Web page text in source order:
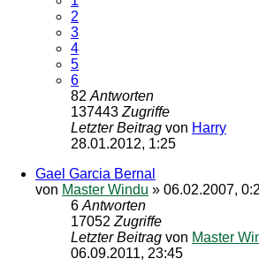
2
3
4
5
6
82 Antworten
137443 Zugriffe
Letzter Beitrag von Harry
28.01.2012, 1:25
Gael Garcia Bernal
von Master Windu » 06.02.2007,
6 Antworten
17052 Zugriffe
Letzter Beitrag von Master
06.09.2011, 23:45